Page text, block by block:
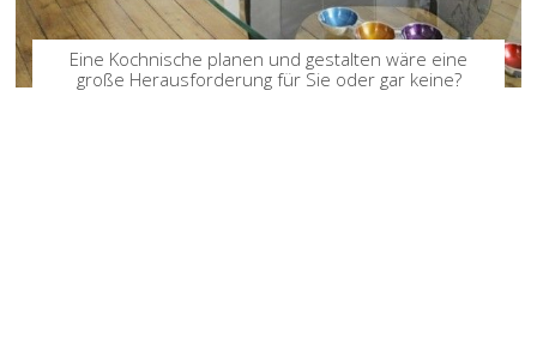
Eine Kochnische planen und gestalten wäre eine
große Herausforderung für Sie oder gar keine?